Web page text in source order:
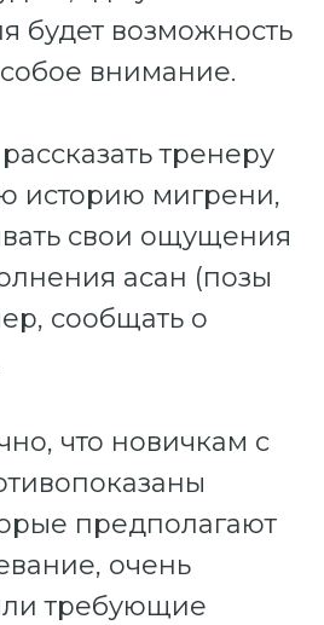
будет возможность
внимание.
тренеру
историю мигрени,
свои ощущения
асан (позы
сообщать о
что новичкам с
предполагают
очень
требующие